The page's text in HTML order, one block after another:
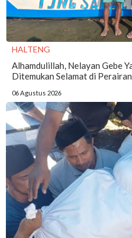
HALTENG
Alhamdulillah, Nelayan Gebe
Ditemukan Selamat di
06 Agustus 2026